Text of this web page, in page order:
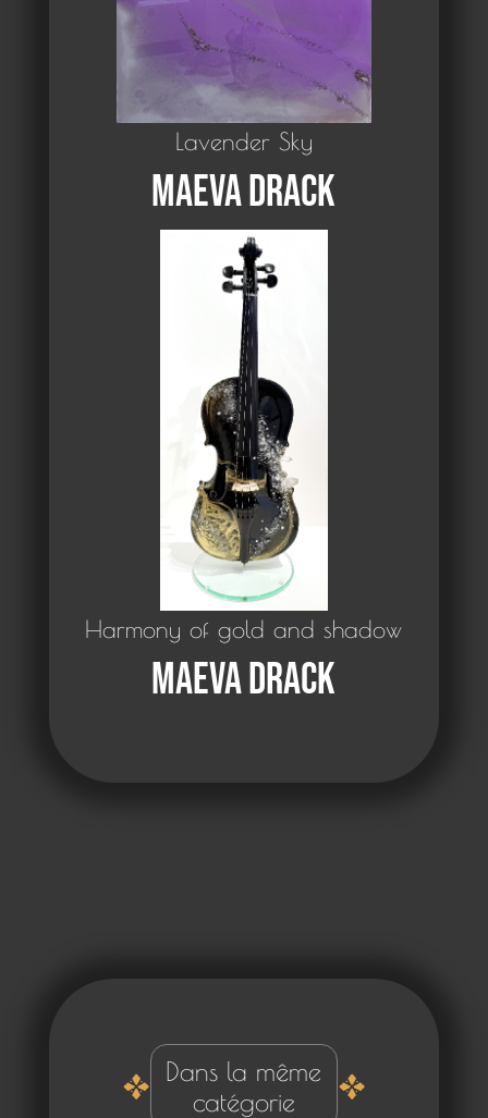
Lavender Sky
Maeva Drack
Harmony of gold and shadow
Maeva Drack
Dans la même
catégorie